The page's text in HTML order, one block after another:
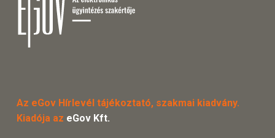
Az eGov Hírlevél tájékoztató, szakmai kiadvány.
Kiadója az eGov Kft.